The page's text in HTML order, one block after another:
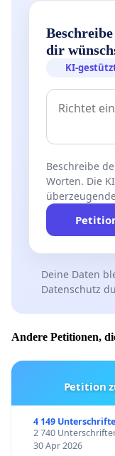
dir
KI-
Beschreibe
Worten. Die
Deine Daten
Datenschutz
Andere Petitionen,
Petition
4 149
2 740
30 Apr 2026